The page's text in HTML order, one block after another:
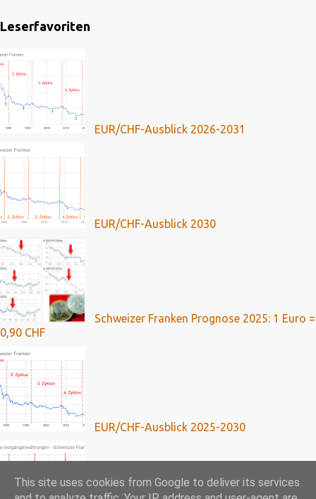
Leserfavoriten
EUR/CHF-Ausblick 2026-2031
EUR/CHF-Ausblick 2030
Schweizer Franken Prognose 2025: 1 Euro =
0,90 CHF
EUR/CHF-Ausblick 2025-2030
This site uses cookies from Google to deliver its services